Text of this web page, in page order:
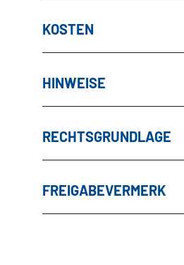
KOSTEN
HINWEISE
RECHTSGRUNDLAGE
FREIGABEVERMERK